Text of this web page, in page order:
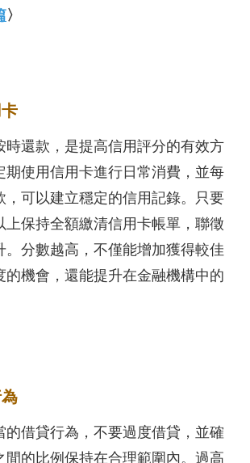
〉
時還款，是提高信用評分的有效方
期使用信用卡進行日常消費，並每
，可以建立穩定的信用記錄。只要
上保持全額繳清信用卡帳單，聯徵
。分數越高，不僅能增加獲得較佳
的機會，還能提升在金融機構中的
的借貸行為，不要過度借貸，並確
間的比例保持在合理範圍內。過高